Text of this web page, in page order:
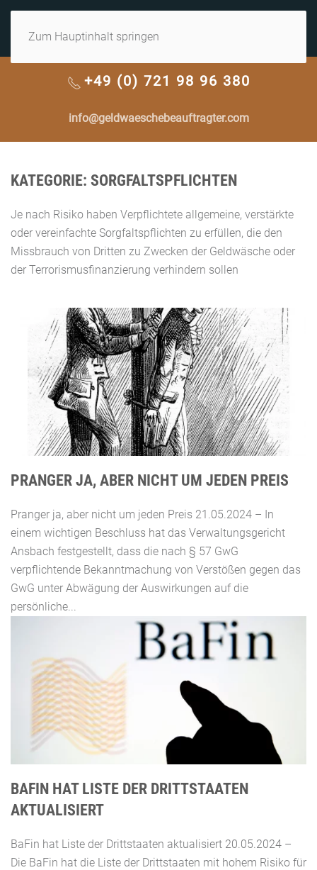
Zum Hauptinhalt springen
+49 (0) 721 98 96 380
info@geldwaeschebeauftragter.com
KATEGORIE: SORGFALTSPFLICHTEN
Je nach Risiko haben Verpflichtete allgemeine, verstärkte
oder vereinfachte Sorgfaltspflichten zu erfüllen, die den
Missbrauch von Dritten zu Zwecken der Geldwäsche oder
der Terrorismusfinanzierung verhindern sollen
PRANGER JA, ABER NICHT UM JEDEN PREIS
Pranger ja, aber nicht um jeden Preis 21.05.2024 – In
einem wichtigen Beschluss hat das Verwaltungsgericht
Ansbach festgestellt, dass die nach § 57 GwG
verpflichtende Bekanntmachung von Verstößen gegen das
GwG unter Abwägung der Auswirkungen auf die
persönliche...
BAFIN HAT LISTE DER DRITTSTAATEN
AKTUALISIERT
BaFin hat Liste der Drittstaaten aktualisiert 20.05.2024 –
Die BaFin hat die Liste der Drittstaaten mit hohem Risiko für